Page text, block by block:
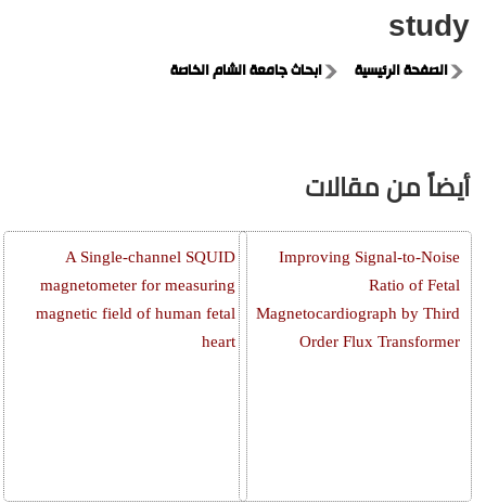
study
الصفحة الرئيسية ابحاث جامعة الشام الخاصة
أيضاً من مقالات
Improving Signal-to-Noise
Ratio of Fetal
Magnetocardiograph by Third
Order Flux Transformer
A Single-channel SQUID
magnetometer for measuring
magnetic field of human fetal
heart